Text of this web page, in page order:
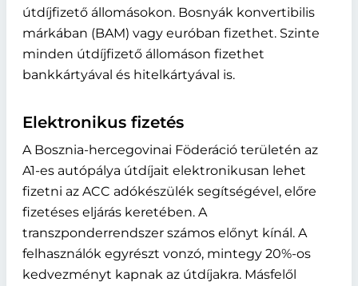
útdíjfizető állomásokon. Bosnyák konvertibilis
márkában (BAM) vagy euróban fizethet. Szinte
minden útdíjfizető állomáson fizethet
bankkártyával és hitelkártyával is.
Elektronikus fizetés
A Bosznia-hercegovinai Föderáció területén az
A1-es autópálya útdíjait elektronikusan lehet
fizetni az ACC adókészülék segítségével, előre
fizetéses eljárás keretében. A
transzponderrendszer számos előnyt kínál. A
felhasználók egyrészt vonzó, mintegy 20%-os
kedvezményt kapnak az útdíjakra. Másfelől